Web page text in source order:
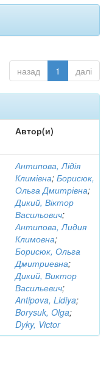
назад 1 далі
Автор(и)
Антипова, Лідія
Климівна; Борисюк,
Ольга Дмитрівна;
Дикий, Віктор
Васильович;
Антипова, Лидия
Климовна;
Борисюк, Ольга
Дмитриевна;
Дикий, Виктор
Васильевич;
Antipova, Lidiya;
Borysuk, Olga;
Dyky, Victor